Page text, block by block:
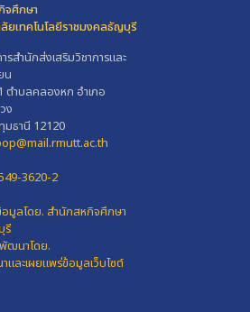
จศึกษา
ยเทคโนโลยีราชมงคลธัญบุรี
รสำนักส่งเสริมวิชาการและ
น
ตำบลคลองหก อำเภอ
ง
ธานี 12120
3620-2
มูลโดย. สำนักสหกิจศึกษา
รี
ฒนาโดย.
ละเผยแพร่ข้อมูลเว็บไซต์